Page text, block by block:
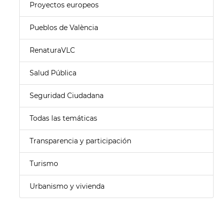
Proyectos europeos
Pueblos de València
RenaturaVLC
Salud Pública
Seguridad Ciudadana
Todas las temáticas
Transparencia y participación
Turismo
Urbanismo y vivienda